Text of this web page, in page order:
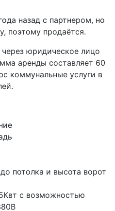
назад с партнером, но
поэтому продаётся.
юридическое лицо
аренды составляет 60
коммунальные услуги в
потолка и высота ворот
с возможностью